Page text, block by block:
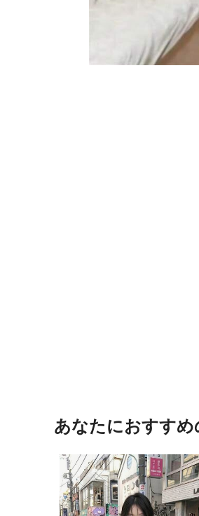
あなたにおすすめ